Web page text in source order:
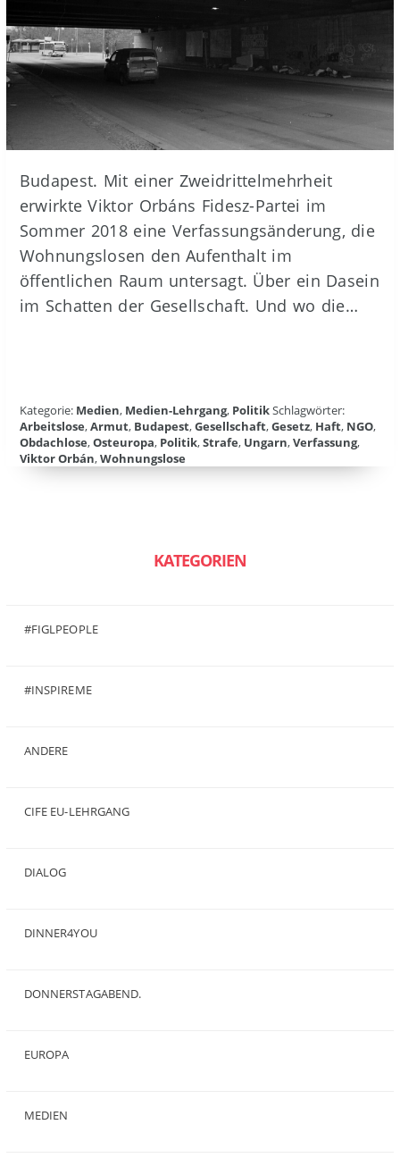
Budapest. Mit einer Zweidrittelmehrheit
erwirkte Viktor Orbáns Fidesz-Partei im
Sommer 2018 eine Verfassungsänderung, die
Wohnungslosen den Aufenthalt im
öffentlichen Raum untersagt. Über ein Dasein
im Schatten der Gesellschaft. Und wo die…
Kategorie: Medien, Medien-Lehrgang, PolitikSchlagwörter:
Arbeitslose,Armut, Budapest,Gesellschaft,Gesetz, Haft, NGO,
Obdachlose,Osteuropa, Politik,Strafe, Ungarn,Verfassung,
Viktor Orbán,Wohnungslose
KATEGORIEN
#FIGLPEOPLE
#INSPIREME
ANDERE
CIFE EU-LEHRGANG
DIALOG
DINNER4YOU
DONNERSTAGABEND.
EUROPA
MEDIEN